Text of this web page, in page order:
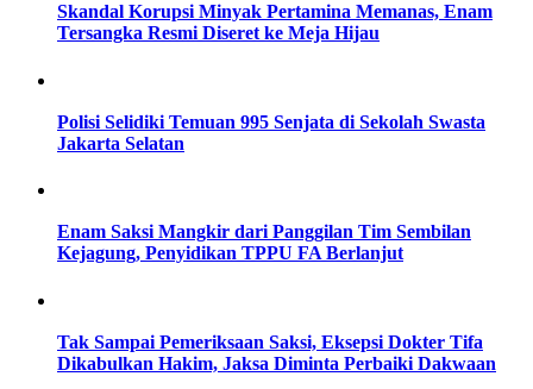
Skandal Korupsi Minyak Pertamina Memanas, Enam
Tersangka Resmi Diseret ke Meja Hijau
Polisi Selidiki Temuan 995 Senjata di Sekolah Swasta
Jakarta Selatan
Enam Saksi Mangkir dari Panggilan Tim Sembilan
Kejagung, Penyidikan TPPU FA Berlanjut
Tak Sampai Pemeriksaan Saksi, Eksepsi Dokter Tifa
Dikabulkan Hakim, Jaksa Diminta Perbaiki Dakwaan